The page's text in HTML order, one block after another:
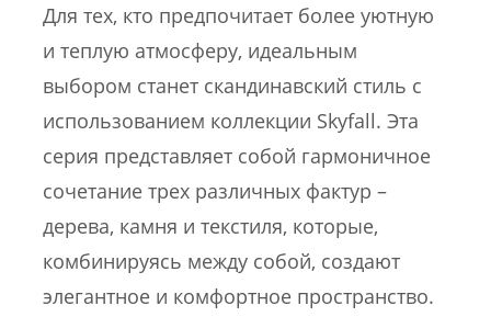
Для тех, кто предпочитает более уютную
и теплую атмосферу, идеальным
выбором станет скандинавский стиль с
использованием коллекции Skyfall. Эта
серия представляет собой гармоничное
сочетание трех различных фактур –
дерева, камня и текстиля, которые,
комбинируясь между собой, создают
элегантное и комфортное пространство.